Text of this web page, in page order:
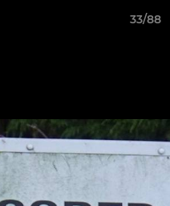
33/88